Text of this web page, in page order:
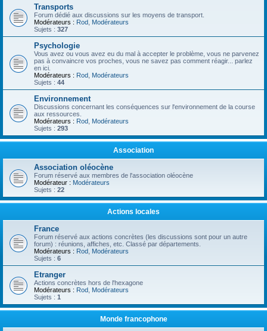
Transports
Forum dédié aux discussions sur les moyens de transport.
Modérateurs : Rod Modérateurs
Sujets : 327
Psychologie
Vous avez ou vous avez eu du mal à accepter le problème, vous ne parvenez
pas à convaincre vos proches, vous ne savez pas comment réagir... parlez
en ici.
Modérateurs : Rod Modérateurs
Sujets : 44
Environnement
Discussions concernant les conséquences sur l'environnement de la course
aux ressources.
Modérateurs : Rod Modérateurs
Sujets : 293
Association
Association oléocène
Forum réservé aux membres de l'association oléocène
Modérateur : Modérateurs
Sujets : 22
Actions locales
France
Forum réservé aux actions concrètes (les discussions sont pour un autre
forum) : réunions, affiches, etc. Classé par départements.
Modérateurs : Rod Modérateurs
Sujets : 6
Etranger
Actions concrètes hors de l'hexagone
Modérateurs : Rod Modérateurs
Sujets : 1
Monde francophone